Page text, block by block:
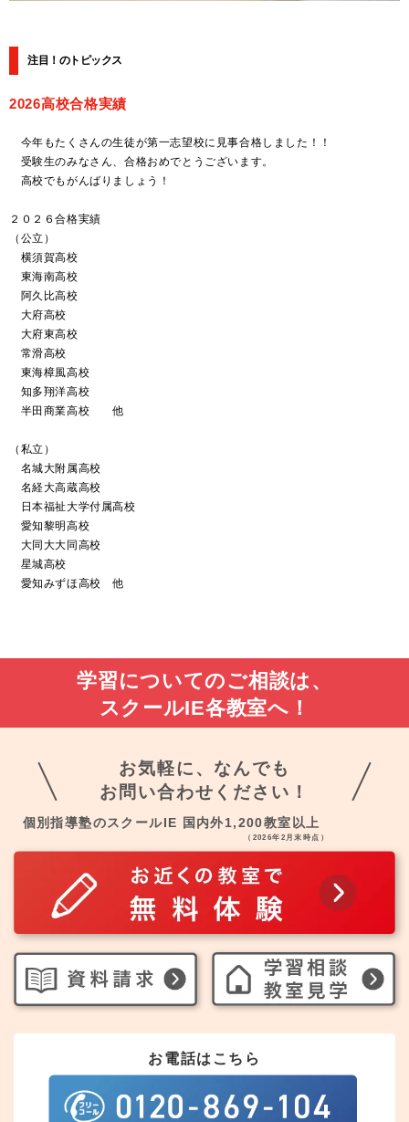
注目！のトピックス
2026高校合格実績
今年もたくさんの生徒が第一志望校に見事合格しました！！
受験生のみなさん、合格おめでとうございます。
高校でもがんばりましょう！
２０２６合格実績
（公立）
横須賀高校
東海南高校
阿久比高校
大府高校
大府東高校
常滑高校
東海樟風高校
知多翔洋高校
半田商業高校 他
（私立）
名城大附属高校
名経大高蔵高校
日本福祉大学付属高校
愛知黎明高校
大同大大同高校
星城高校
愛知みずほ高校 他
学習についてのご相談は、
スクールIE各教室へ！
お気軽に、なんでも
お問い合わせください！
個別指導塾のスクールIE 国内外1,200教室以上
（2026年2月末時点）
お電話はこちら